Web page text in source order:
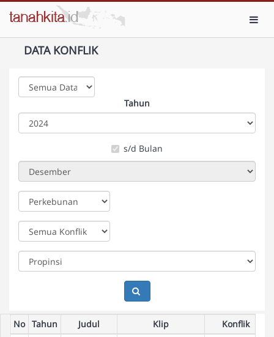
DATA KONFLIK
Tahun
s/d Bulan
No Tahun Judul Klip
Konflik